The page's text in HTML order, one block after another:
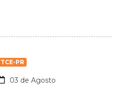
TCE-PR
03 de Agosto